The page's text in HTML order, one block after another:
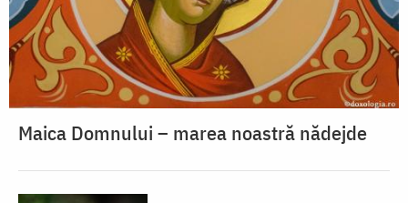
Maica Domnului – marea noastră nădejde